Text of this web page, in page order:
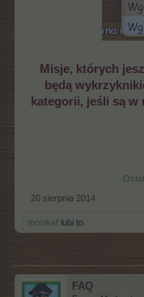
Misje, których
będą
kategorii, jeśli są w
20 sierpnia 2014
monikaf lubi to.
FAQ